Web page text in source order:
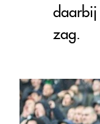
daarbij
zag.